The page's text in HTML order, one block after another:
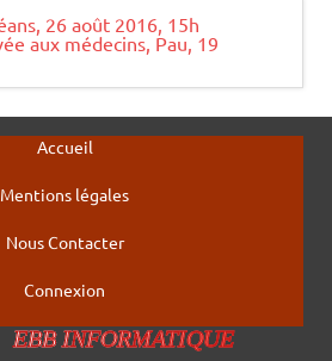
26 août 2016, 15h
aux médecins, Pau, 19
Accueil
Mentions légales
Nous Contacter
Connexion
EBB INFORMATIQUE